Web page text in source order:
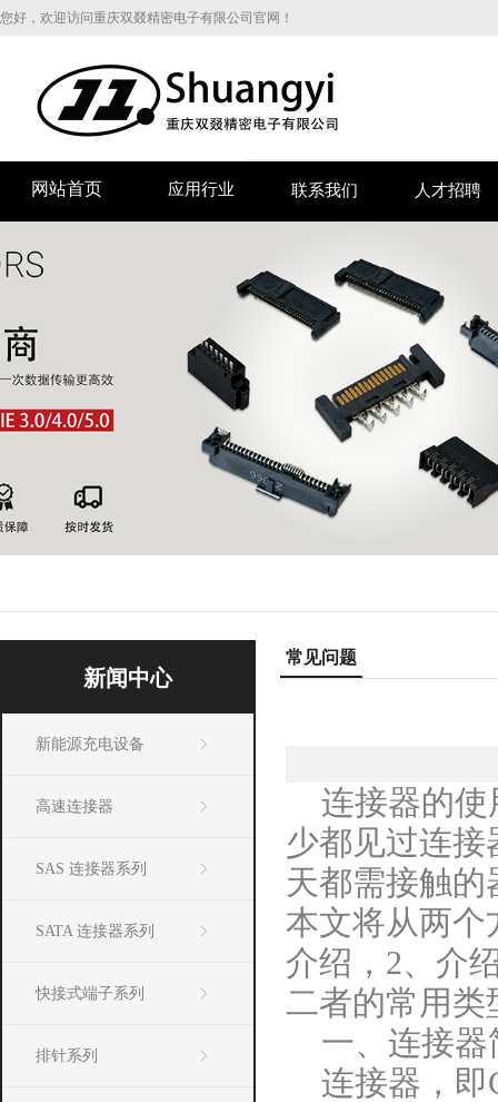
您好，欢迎访问重庆双叕精密电子有限公司官网！
网站首页 应用行业 联系我们 人才招聘
新闻中心
新能源充电设备
高速连接器
SAS 连接器系列
SATA 连接器系列
快接式端子系列
排针系列
常见问题
连接器的
少都见过连
天都需接触
本文将从两个
介绍，2、介
二者的常用类
一、连接器
连接器，即